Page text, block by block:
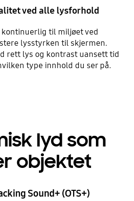
ved alle lysforhold
kontinuerlig til miljøet ved
lysstyrken til skjermen.
rett lys og kontrast uansett tid
type innhold du ser på.
lyd som
objektet
Sound+ (OTS+)